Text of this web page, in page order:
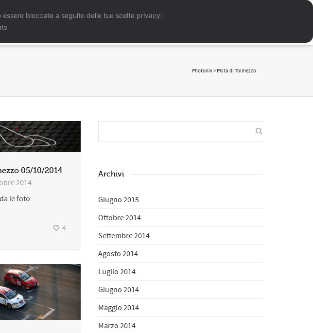
Chi Siamo Servizi Portfolio Reportage
Photonix> Pista di Tolmezzo
05/10/2014
2014
le foto
4
Archivi
Giugno 2015
Ottobre 2014
Settembre 2014
Agosto 2014
Luglio 2014
Giugno 2014
Maggio 2014
Marzo 2014
bloccate a seguito delle tue scelte privacy: